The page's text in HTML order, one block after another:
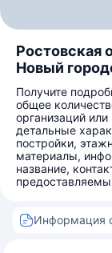
Ростовская
Новый
Получите
общее
организаций
детальные
постройки,
материалы,
название,
Информация